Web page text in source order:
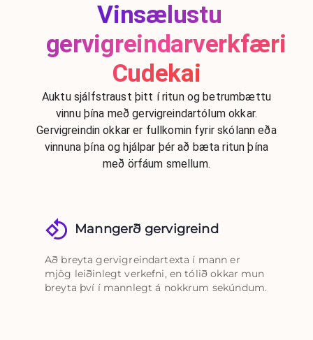
Vinsælustu
gervigreindarverkfæri
Cudekai
Auktu sjálfstraust þitt í ritun og betrumbættu
vinnu þína með gervigreindartólum okkar.
Gervigreindin okkar er fullkomin fyrir skólann eða
vinnuna þína og hjálpar þér að bæta ritun þína
með örfáum smellum.
Manngerð gervigreind
Að breyta gervigreindartexta í mann er
mjög leiðinlegt verkefni, en tólið okkar mun
breyta því í mannlegt á nokkrum sekúndum.